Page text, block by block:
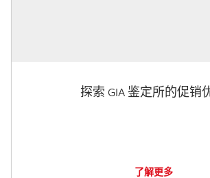
探索 GIA 鉴定所的促销
了解更多